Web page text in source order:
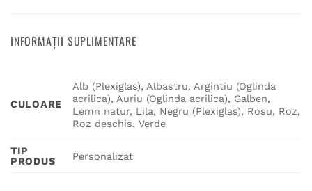
INFORMAȚII SUPLIMENTARE
CULOARE
Alb (Plexiglas), Albastru, Argintiu (Oglinda
acrilica), Auriu (Oglinda acrilica), Galben,
Lemn natur, Lila, Negru (Plexiglas), Rosu, Roz,
Roz deschis, Verde
TIP
PRODUS
Personalizat